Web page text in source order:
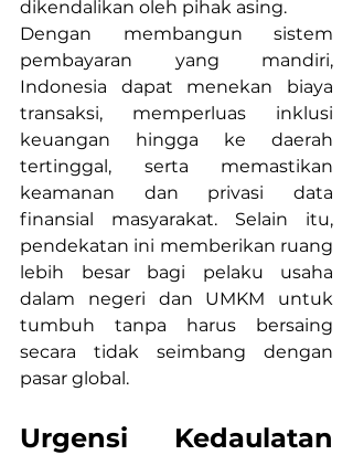
dikendalikan oleh pihak asing.
Dengan membangun sistem
pembayaran yang mandiri,
Indonesia dapat menekan biaya
transaksi, memperluas inklusi
keuangan hingga ke daerah
tertinggal, serta memastikan
keamanan dan privasi data
finansial masyarakat. Selain itu,
pendekatan ini memberikan ruang
lebih besar bagi pelaku usaha
dalam negeri dan UMKM untuk
tumbuh tanpa harus bersaing
secara tidak seimbang dengan
pasar global.
Urgensi Kedaulatan